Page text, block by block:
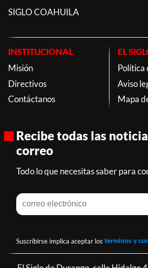
SIGLO COAHUILA
INSTITUCIONAL
Misión
Directivos
Contáctanos
EL
Política
Aviso
Mapa
Recibe todas las
correo
Todo lo que necesitas saber para
Suscribirse implica aceptar los términos y